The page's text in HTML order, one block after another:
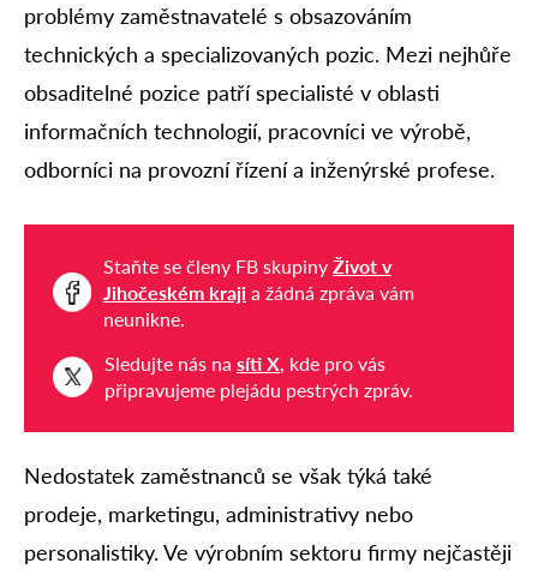
problémy zaměstnavatelé s obsazováním
technických a specializovaných pozic. Mezi nejhůře
obsaditelné pozice patří specialisté v oblasti
informačních technologií, pracovníci ve výrobě,
odborníci na provozní řízení a inženýrské profese.
Staňte se členy FB skupiny Život v
Jihočeském kraji a žádná zpráva vám
neunikne.
Sledujte nás na síti X, kde pro vás
připravujeme plejádu pestrých zpráv.
Nedostatek zaměstnanců se však týká také
prodeje, marketingu, administrativy nebo
personalistiky. Ve výrobním sektoru firmy nejčastěji